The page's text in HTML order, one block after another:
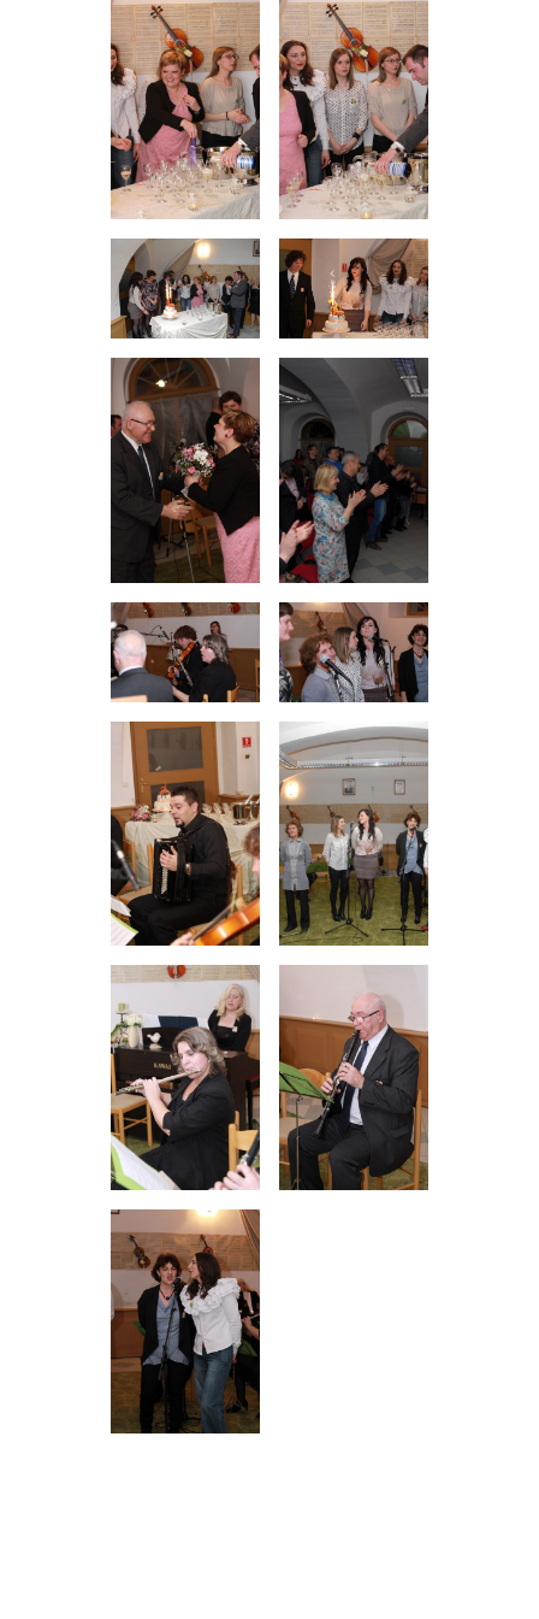
Procedura praćenja i naplate prihoda i primitaka
Ispričnica